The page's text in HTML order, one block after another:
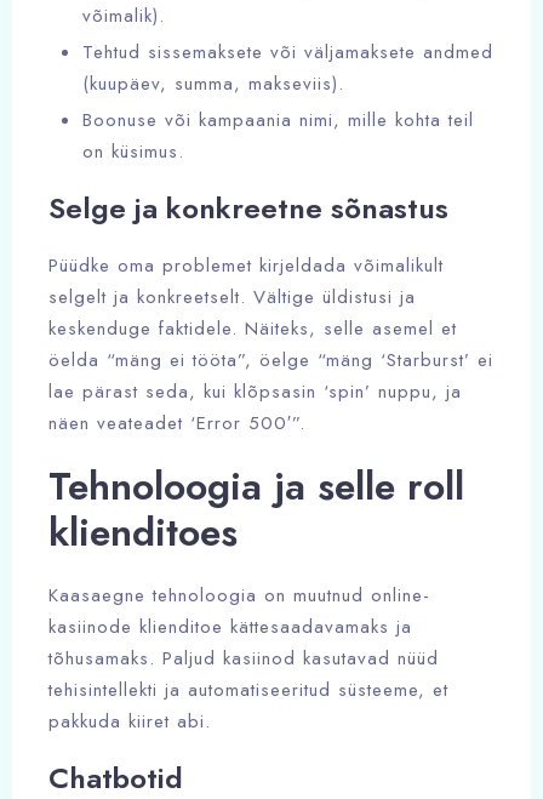
võimalik).
Tehtud sissemaksete või väljamaksete andmed
(kuupäev, summa, makseviis).
Boonuse või kampaania nimi, mille kohta teil
on küsimus.
Selge ja konkreetne sõnastus
Püüdke oma problemet kirjeldada võimalikult
selgelt ja konkreetselt. Vältige üldistusi ja
keskenduge faktidele. Näiteks, selle asemel et
öelda “mäng ei tööta”, öelge “mäng ‘Starburst’ ei
lae pärast seda, kui klõpsasin ‘spin’ nuppu, ja
näen veateadet ‘Error 500′”.
Tehnoloogia ja selle roll
klienditoes
Kaasaegne tehnoloogia on muutnud online-
kasiinode klienditoe kättesaadavamaks ja
tõhusamaks. Paljud kasiinod kasutavad nüüd
tehisintellekti ja automatiseeritud süsteeme, et
pakkuda kiiret abi.
Chatbotid